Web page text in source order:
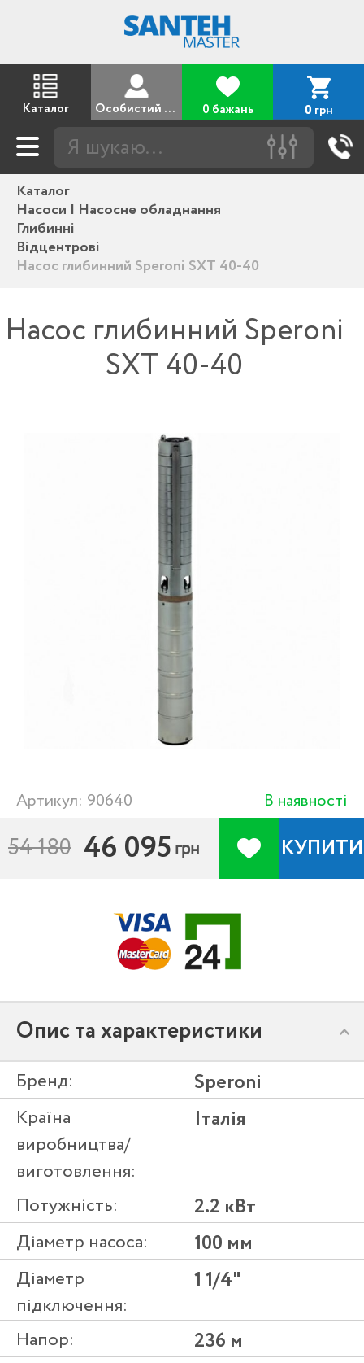
Каталог Особистий кабінет 0 бажань 0 грн
Каталог
Насоси | Насосне обладнання
Глибинні
Відцентрові
Насос глибинний Speroni SXT 40-40
Насос глибинний Speroni
SXT 40-40
Артикул: 90640 В наявності
54 180 46 095 грн КУПИТИ
Опис та характеристики
Бренд: Speroni
Країна
виробництва/
виготовлення:
Італія
Потужність: 2.2 кВт
Діаметр насоса: 100 мм
Діаметр
підключення:
1 1/4"
Напор: 236 м